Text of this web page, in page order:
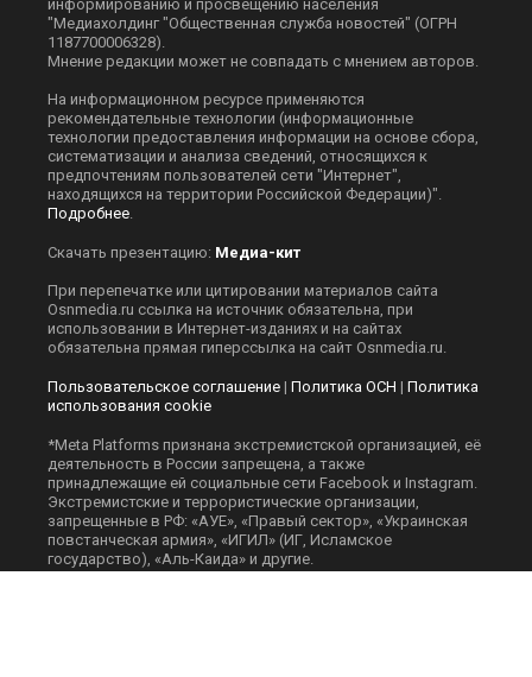
информированию и просвещению населения
"Медиахолдинг "Общественная служба новостей" (ОГРН
1187700006328).
Мнение редакции может не совпадать с мнением авторов.
На информационном ресурсе применяются
рекомендательные технологии (информационные
технологии предоставления информации на основе сбора,
систематизации и анализа сведений, относящихся к
предпочтениям пользователей сети "Интернет",
находящихся на территории Российской Федерации)".
Подробнее.
Скачать презентацию: Медиа-кит
При перепечатке или цитировании материалов сайта
Оsnmedia.ru ссылка на источник обязательна, при
использовании в Интернет-изданиях и на сайтах
обязательна прямая гиперссылка на сайт Оsnmedia.ru.
Пользовательское соглашение | Политика ОСН | Политика
использования cookie
*Meta Platforms признана экстремистской организацией, её
деятельность в России запрещена, а также
принадлежащие ей социальные сети Facebook и Instagram.
Экстремистские и террористические организации,
запрещенные в РФ: «АУЕ», «Правый сектор», «Украинская
повстанческая армия», «ИГИЛ» (ИГ, Исламское
государство), «Аль-Каида» и другие.